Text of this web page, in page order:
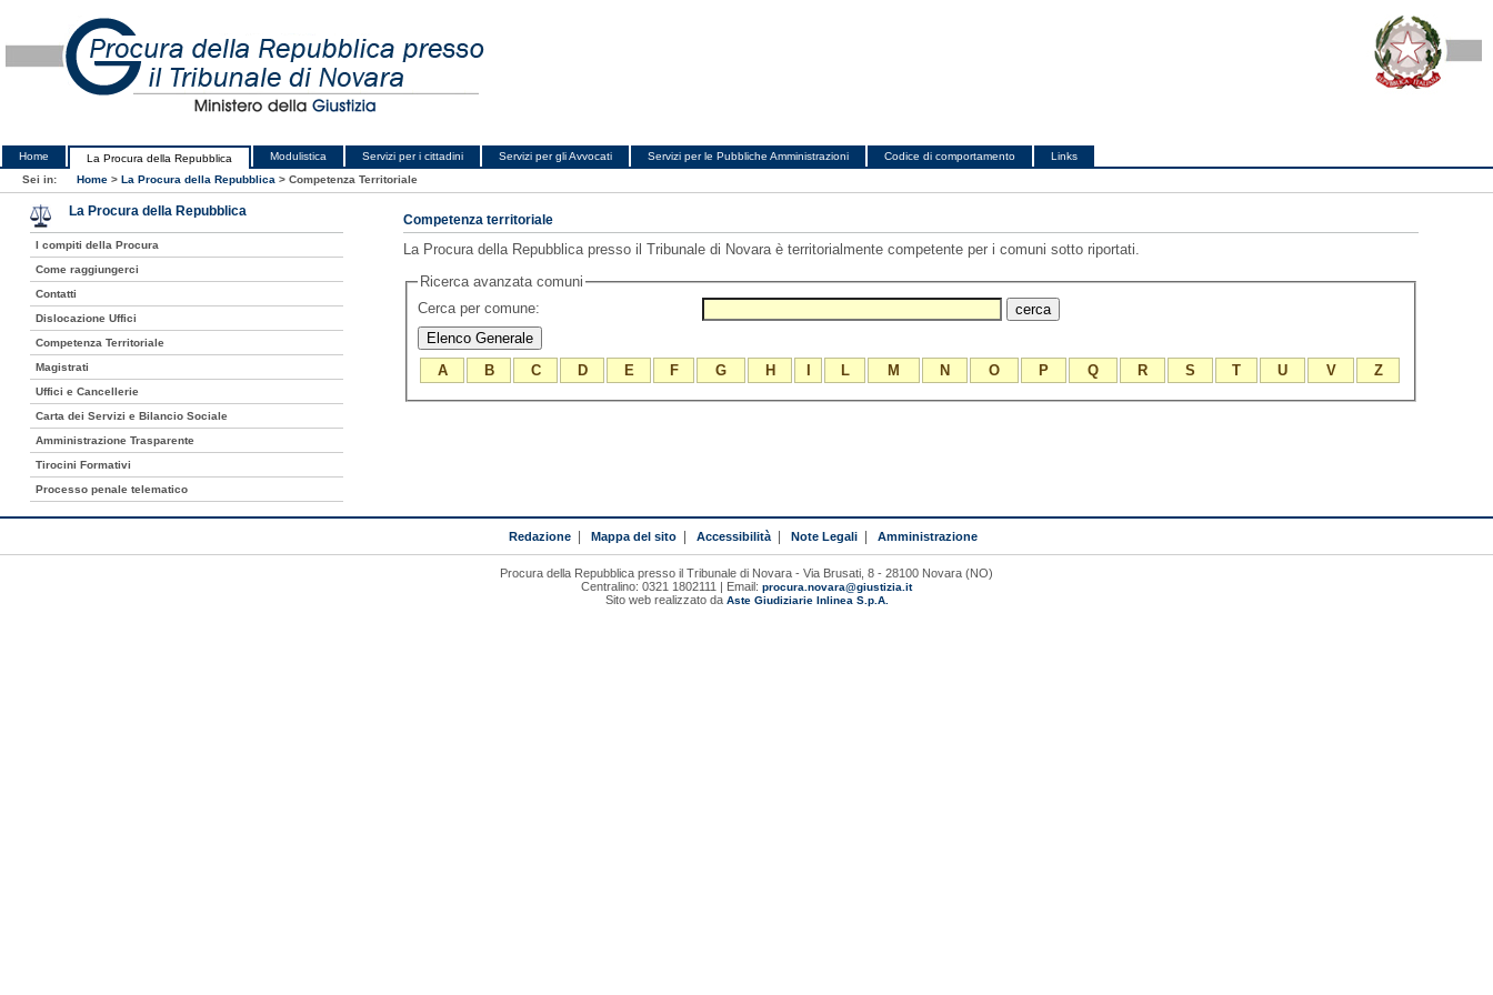
Home La Procura della Repubblica Modulistica Servizi per i cittadini Servizi per gli Avvocati Servizi per le Pubbliche Amministrazioni Codice di comportamento
Links
Sei in:
Home > La Procura della Repubblica > Competenza Territoriale
Competenza territoriale
La Procura della Repubblica presso il Tribunale di Novara è territorialmente competente per i comuni sotto riportati.
Ricerca avanzata comuni
Cerca per comune:
A B C D E F G H L M N O P Q R S T U V Z
La Procura della Repubblica
I compiti della Procura
Come raggiungerci
Contatti
Dislocazione Uffici
Competenza Territoriale
Magistrati
Uffici e Cancellerie
Carta dei Servizi e Bilancio Sociale
Amministrazione Trasparente
Tirocini Formativi
Processo penale telematico
Redazione Mappa del sito Accessibilità Note Legali Amministrazione
Procura della Repubblica presso il Tribunale di Novara - Via Brusati, 8 - 28100 Novara (NO)
Centralino: 0321 1802111 | Email: procura.novara@giustizia.it
Sito web realizzato da Aste Giudiziarie Inlinea S.p.A.